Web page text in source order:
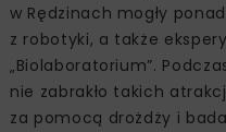
w Rędzinach mogły
z robotyki, a także
„Biolaboratorium”.
nie zabrakło takich
za pomocą drożdży i